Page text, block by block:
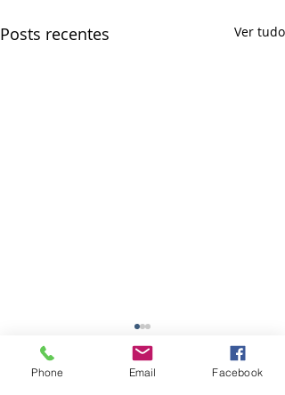
Posts recentes Ver tudo
Phone Email Facebook